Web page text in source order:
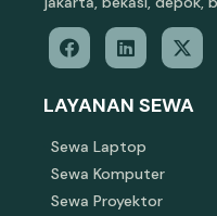
LAYANAN SEWA
Sewa Laptop
Sewa Komputer
Sewa Proyektor